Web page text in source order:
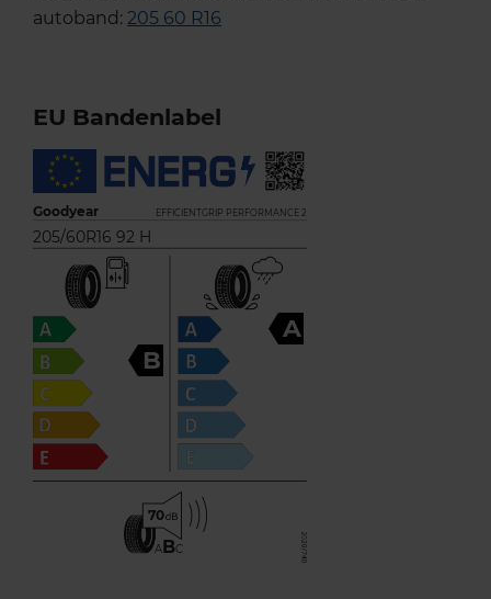
autoband: 205 60 R16
EU Bandenlabel
Goodyear EFFICIENTGRIP PERFORMANCE 2
205/60R16 92 H
B
A
70
ABC